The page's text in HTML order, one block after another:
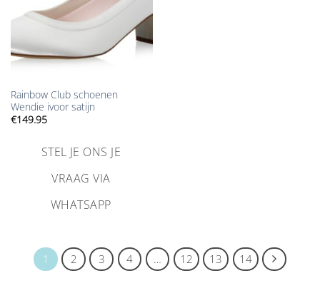
Rainbow Club schoenen
Wendie ivoor satijn
€149.95
STEL JE ONS JE
VRAAG VIA
WHATSAPP
1 2 3 4 … 12 13 14